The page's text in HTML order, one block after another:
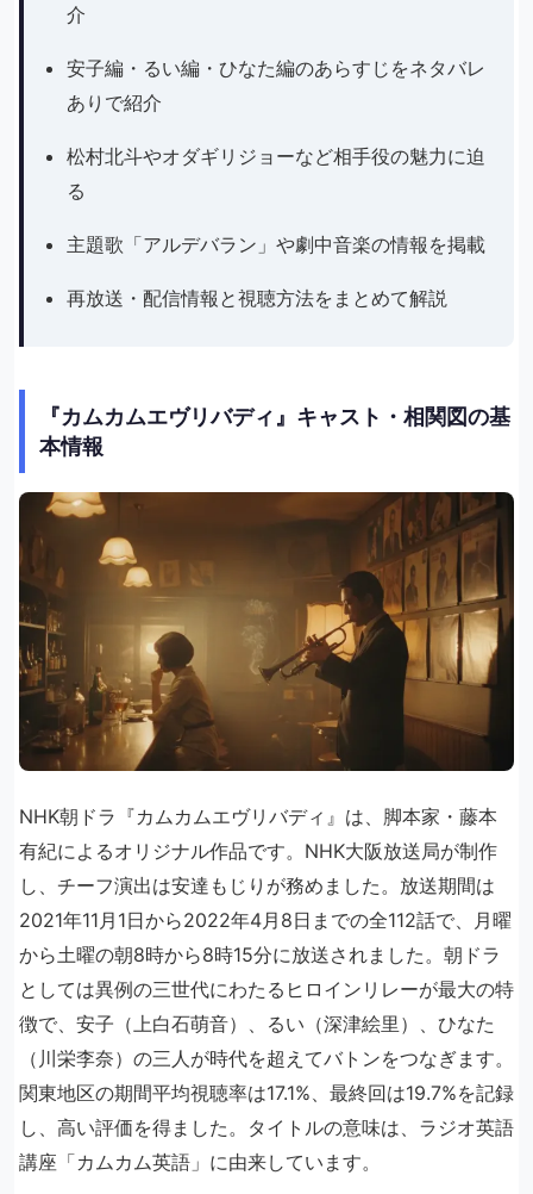
介
安子編・るい編・ひなた編のあらすじをネタバレ
ありで紹介
松村北斗やオダギリジョーなど相手役の魅力に迫
る
主題歌「アルデバラン」や劇中音楽の情報を掲載
再放送・配信情報と視聴方法をまとめて解説
『カムカムエヴリバディ』キャスト・相関図の基
本情報
NHK朝ドラ『カムカムエヴリバディ』は、脚本家・藤本
有紀によるオリジナル作品です。NHK大阪放送局が制作
し、チーフ演出は安達もじりが務めました。放送期間は
2021年11月1日から2022年4月8日までの全112話で、月曜
から土曜の朝8時から8時15分に放送されました。朝ドラ
としては異例の三世代にわたるヒロインリレーが最大の特
徴で、安子（上白石萌音）、るい（深津絵里）、ひなた
（川栄李奈）の三人が時代を超えてバトンをつなぎます。
関東地区の期間平均視聴率は17.1%、最終回は19.7%を記録
し、高い評価を得ました。タイトルの意味は、ラジオ英語
講座「カムカム英語」に由来しています。